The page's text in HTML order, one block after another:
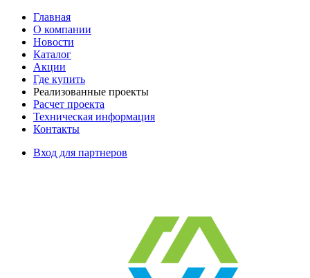
Главная
О компании
Новости
Каталог
Акции
Где купить
Реализованные проекты
Расчет проекта
Техническая информация
Контакты
Вход для партнеров